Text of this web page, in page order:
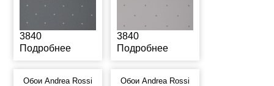
3840
Подробнее
3840
Подробнее
Обои Andrea Rossi
Обои Andrea Rossi